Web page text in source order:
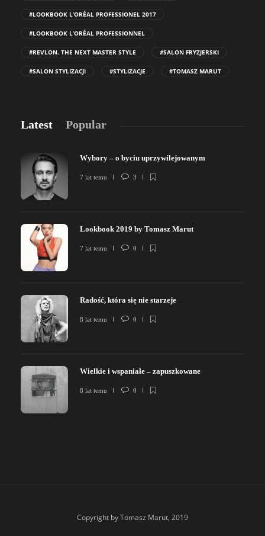
#LOOKBOOK L’ORÉAL PROFESSIONEL 2017
#LOOKBOOK L’ORÉAL PROFESSIONNEL
#REVLON. THE NEXT MASTER STYLE #SALON FRYZJERSKI
#SALON STYLIZACJI #STYLIZACJE #TOMASZ MARUT
Latest Popular
Wybory – o byciu uprzywilejowanym
7 lat temu 3
Lookbook 2019 by Tomasz Marut
7 lat temu 0
Radość, która się nie starzeje
8 lat temu 0
Wielkie i wspaniałe – zapuszkowane
8 lat temu 0
Copyright by Tomasz Marut, 2019